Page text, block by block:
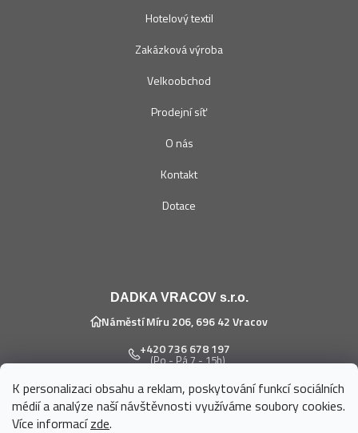
K personalizaci obsahu a reklam, poskytování funkcí sociálních
médií a analýze naší návštěvnosti využíváme soubory cookies.
Více informacízde.
Hotelový textil
Zakázková výroba
Velkoobchod
Prodejní síť
O nás
Kontakt
Dotace
DADKA VRACOV s.r.o.
Náměstí Míru 206, 696 42 Vracov
+420 736 678 197
(Po - Pá 7 - 15h)
eshop@dadka.cz